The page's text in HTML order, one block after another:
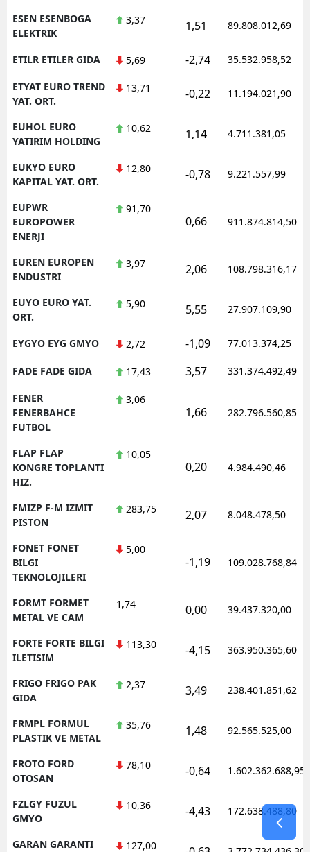
ESEN ESENBOGA
ELEKTRIK
3,37 1,51 89.808.012,69
ETILR ETILER GIDA 5,69 -2,74 35.532.958,52
ETYAT EURO TREND
YAT. ORT.
13,71 -0,22 11.194.021,90
EUHOL EURO
YATIRIM HOLDING
10,62 1,14 4.711.381,05
EUKYO EURO
KAPITAL YAT. ORT.
12,80 -0,78 9.221.557,99
EUPWR
EUROPOWER
ENERJI
91,70
0,66 911.874.814,50
EUREN EUROPEN
ENDUSTRI
3,97 2,06 108.798.316,17
EUYO EURO YAT.
ORT.
5,90 5,55 27.907.109,90
EYGYO EYG GMYO 2,72 -1,09 77.013.374,25
FADE FADE GIDA 17,43 3,57 331.374.492,49
FENER
FENERBAHCE
FUTBOL
3,06
1,66 282.796.560,85
FLAP FLAP
KONGRE TOPLANTI
HIZ.
10,05
0,20 4.984.490,46
FMIZP F-M IZMIT
PISTON
283,75 2,07 8.048.478,50
FONET FONET
BILGI
TEKNOLOJILERI
5,00
-1,19 109.028.768,84
FORMT FORMET
METAL VE CAM
1,74 0,00 39.437.320,00
FORTE FORTE BILGI
ILETISIM
113,30 -4,15 363.950.365,60
FRIGO FRIGO PAK
GIDA
2,37 3,49 238.401.851,62
FRMPL FORMUL
PLASTIK VE METAL
35,76 1,48 92.565.525,00
FROTO FORD
OTOSAN
78,10 -0,64 1.602.362.688,95
FZLGY FUZUL
GMYO
10,36 -4,43 172.638.488,80
GARAN GARANTI
127,00